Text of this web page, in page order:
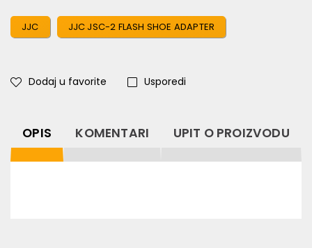
JJC JJC JSC-2 FLASH SHOE ADAPTER
Dodaj u favorite Usporedi
OPIS KOMENTARI UPIT O PROIZVODU